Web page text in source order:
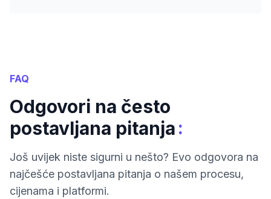
FAQ
Odgovori na često
postavljana pitanja:
Još uvijek niste sigurni u nešto? Evo odgovora na
najčešće postavljana pitanja o našem procesu,
cijenama i platformi.